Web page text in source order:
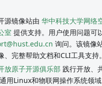
源镜像站由 华中科技大学网络
室 提供支持。用户使用问题可
询问。该镜像
、完整帮助文档和CLI工具支持。
放原子开源俱乐部 践行开放、
用Linux和物联网操作系统领